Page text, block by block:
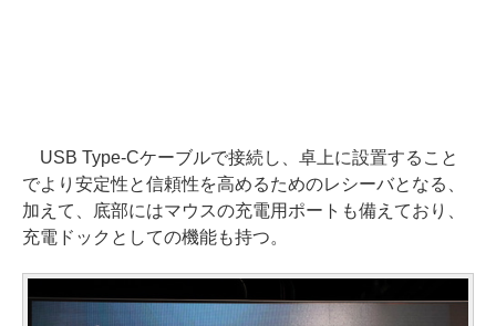
USB Type-Cケーブルで接続し、卓上に設置すること
でより安定性と信頼性を高めるためのレシーバとなる、
加えて、底部にはマウスの充電用ポートも備えており、
充電ドックとしての機能も持つ。